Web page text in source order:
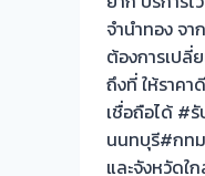
จำนำทอง จา
ต้องการเปลี่
ถึงที่ ให้ราค
เชื่อถือได้ #
นนทบุรี#กท
และจังหวัดใ